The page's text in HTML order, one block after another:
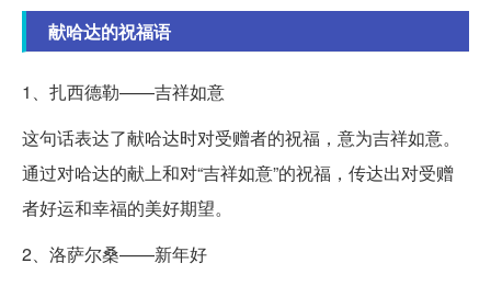
献哈达的祝福语
1、扎西德勒——吉祥如意
这句话表达了献哈达时对受赠者的祝福，意为吉祥如意。
通过对哈达的献上和对“吉祥如意”的祝福，传达出对受赠
者好运和幸福的美好期望。
2、洛萨尔桑——新年好